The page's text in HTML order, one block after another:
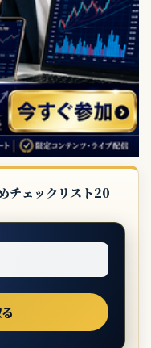
チェックリスト20